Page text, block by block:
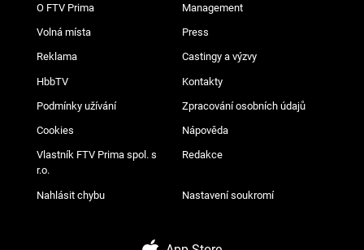
O FTV Prima Management
Volná místa Press
Reklama Castingy a výzvy
HbbTV Kontakty
Podmínky užívání Zpracování osobních údajů
Cookies Nápověda
Vlastník FTV Prima spol. s
r.o.
Redakce
Nahlásit chybu Nastavení soukromí